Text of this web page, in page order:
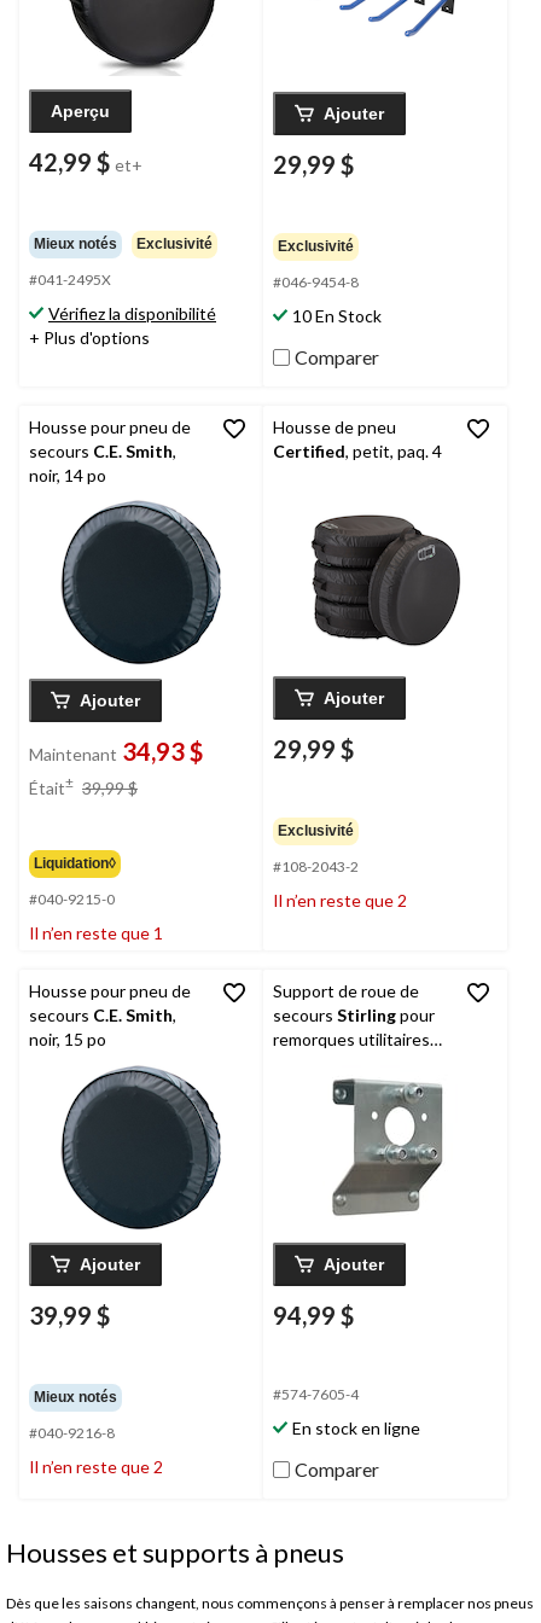
Aperçu
42,99 $ et+
Mieux notés Exclusivité
#041-2495X
Vérifiez la disponibilité
+ Plus d'options
Ajouter
29,99 $
Exclusivité
#046-9454-8
10 En Stock
Comparer
Housse pour pneu de
secours C.E. Smith,
noir, 14 po
Ajouter
Maintenant 34,93 $
Était± 39,99 $
Liquidation◊
#040-9215-0
Il n’en reste que 1
Housse de pneu
Certified, petit, paq. 4
Ajouter
29,99 $
Exclusivité
#108-2043-2
Il n’en reste que 2
Housse pour pneu de
secours C.E. Smith,
noir, 15 po
Ajouter
39,99 $
Mieux notés
#040-9216-8
Il n’en reste que 2
Support de roue de
secours Stirlingpour
remorques utilitaires
Ajouter
94,99 $
#574-7605-4
En stock en ligne
Comparer
Housses et supports à pneus
Dès que les saisons changent, nous commençons à penser à remplacer nos pneus